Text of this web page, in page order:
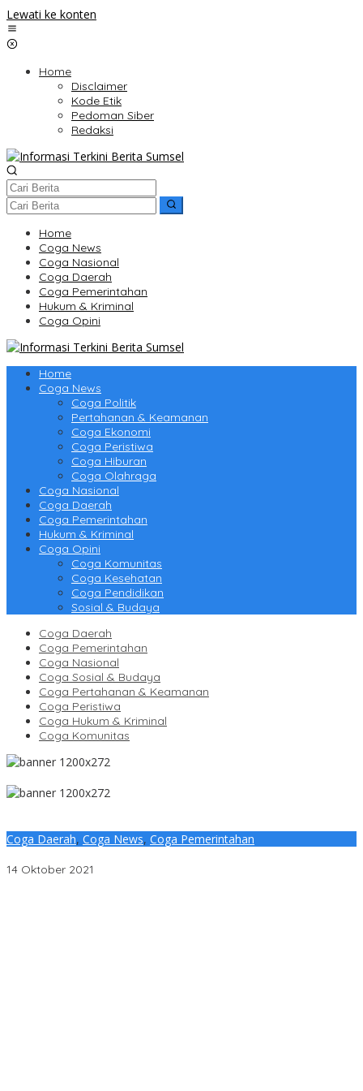
Lewati ke konten
Home
Disclaimer
Kode Etik
Pedoman Siber
Redaksi
Home
Coga News
Coga Nasional
Coga Daerah
Coga Pemerintahan
Hukum & Kriminal
Coga Opini
Home
Coga News
Coga Politik
Pertahanan & Keamanan
Coga Ekonomi
Coga Peristiwa
Coga Hiburan
Coga Olahraga
Coga Nasional
Coga Daerah
Coga Pemerintahan
Hukum & Kriminal
Coga Opini
Coga Komunitas
Coga Kesehatan
Coga Pendidikan
Sosial & Budaya
Coga Daerah
Coga Pemerintahan
Coga Nasional
Coga Sosial & Budaya
Coga Pertahanan & Keamanan
Coga Peristiwa
Coga Hukum & Kriminal
Coga Komunitas
Coga Daerah, Coga News, Coga Pemerintahan
14 Oktober 2021